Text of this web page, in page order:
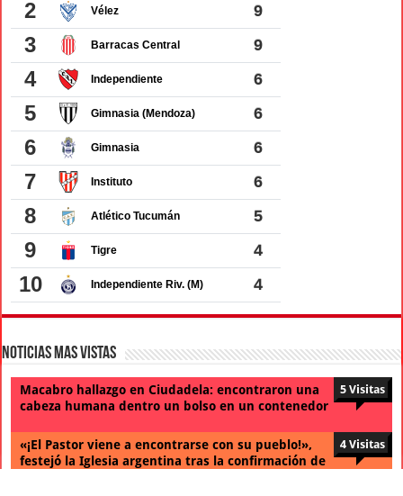
Macabro hallazgo en Ciudadela: encontraron una
cabeza humana dentro un bolso en un contenedor
«¡El Pastor viene a encontrarse con su pueblo!»,
festejó la Iglesia argentina tras la confirmación de
la visita de León XIV
Lo que viene: un documental sobre los peores
vecinos del mundo, por Netflix, encabeza los
estrenos de la semana en el streaming
Un jubilado fue a hacer las compras en
helicóptero para evitar el tráfico
La crisis que amenaza el reinado de Gianni
Infantino en la FIFA: el plan secreto que rompió el
equilibrio de poder en el fútbol mundial
Diseño realizado porEvolucion Streaming - Servicios Informáticos
© Copyright 2026, TODOS LOS DERECHOS RESERVADOS.